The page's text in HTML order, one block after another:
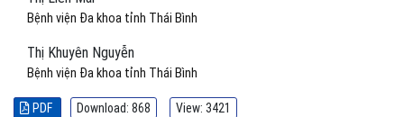
Bệnh viện Đa khoa tỉnh Thái Bình
Thị Khuyên Nguyễn
Bệnh viện Đa khoa tỉnh Thái Bình
PDF Download: 868 View: 3421